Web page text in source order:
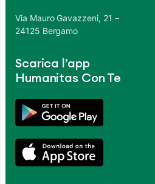
Via Mauro Gavazzeni, 21 –
24125 Bergamo
Scarica l’app
Humanitas Con Te